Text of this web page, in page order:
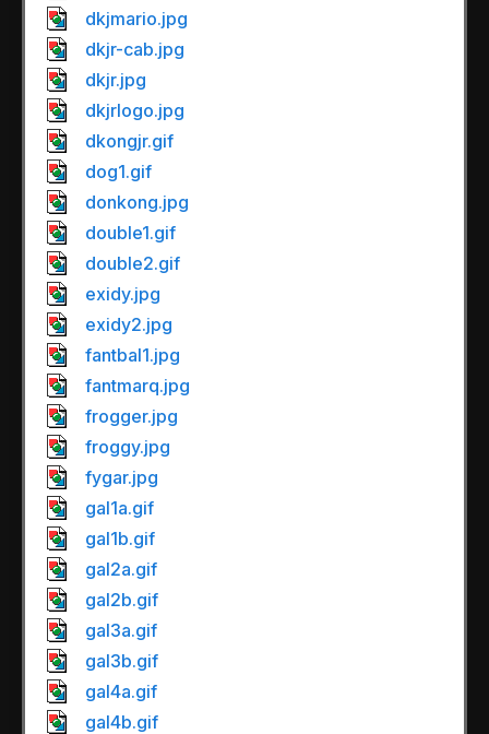
dkjmario.jpg
dkjr-cab.jpg
dkjr.jpg
dkjrlogo.jpg
dkongjr.gif
dog1.gif
donkong.jpg
double1.gif
double2.gif
exidy.jpg
exidy2.jpg
fantbal1.jpg
fantmarq.jpg
frogger.jpg
froggy.jpg
fygar.jpg
gal1a.gif
gal1b.gif
gal2a.gif
gal2b.gif
gal3a.gif
gal3b.gif
gal4a.gif
gal4b.gif